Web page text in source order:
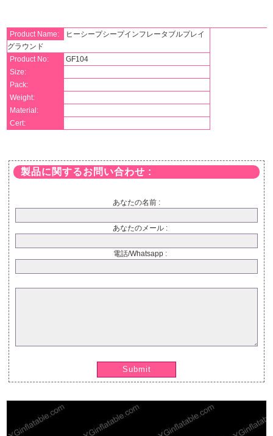
Product Name:
ヒーシープシープインフレータブルプレイ
グラウンド
Product No:
GF104
Size:
Pack:
Weight:
Material:
Cert:
製品に関するお問い合わせ :
あなたの名前 :
あなたのメール :
電話/Whatsapp :
Submit